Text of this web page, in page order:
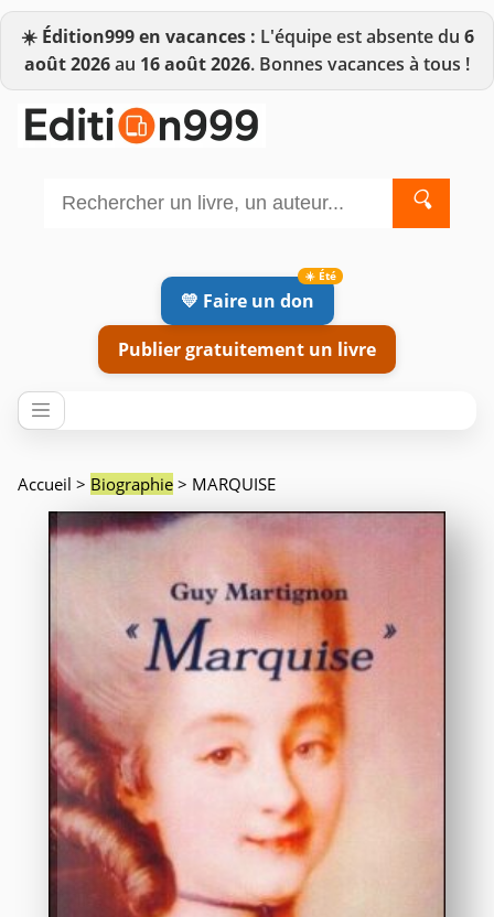
☀️ Édition999 en vacances : L'équipe est absente du 6
août 2026au 16 août 2026. Bonnes vacances à tous !
🔍
💛 Faire un don
Publier gratuitement un livre
Accueil > Biographie > MARQUISE